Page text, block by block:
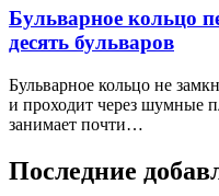
Бульварное кольцо
десять бульваров
Бульварное кольцо не
и проходит через шумные
занимает почти…
Последние